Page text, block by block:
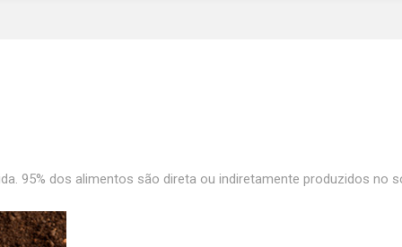
95% dos alimentos são direta ou indiretamente produzidos no